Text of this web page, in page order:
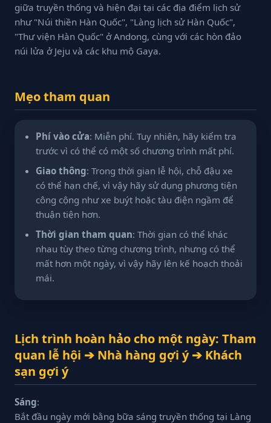
giữa truyền thống và hiện đại tại các địa điểm lịch sử
như "Núi thiền Hàn Quốc", "Làng lịch sử Hàn Quốc",
"Thư viện Hàn Quốc" ở Andong, cùng với các hòn đảo
núi lửa ở Jeju và các khu mộ Gaya.
Mẹo tham quan
Phí vào cửa: Miễn phí. Tuy nhiên, hãy kiểm tra
trước vì có thể có một số chương trình mất phí.
Giao thông: Trong thời gian lễ hội, chỗ đậu xe
có thể hạn chế, vì vậy hãy sử dụng phương tiện
công cộng như xe buýt hoặc tàu điện ngầm để
thuận tiện hơn.
Thời gian tham quan: Thời gian có thể khác
nhau tùy theo từng chương trình, nhưng có thể
mất hơn một ngày, vì vậy hãy lên kế hoạch thoải
mái.
Lịch trình hoàn hảo cho một ngày: Tham
quan lễ hội ➔ Nhà hàng gợi ý ➔ Khách
sạn gợi ý
Sáng:
Bắt đầu ngày mới bằng bữa sáng truyền thống tại Làng